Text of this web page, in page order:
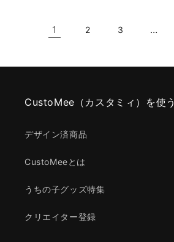
1 2 3 …
CustoMee（カスタミィ）を使う
デザイン済商品
CustoMeeとは
うちの子グッズ特集
クリエイター登録